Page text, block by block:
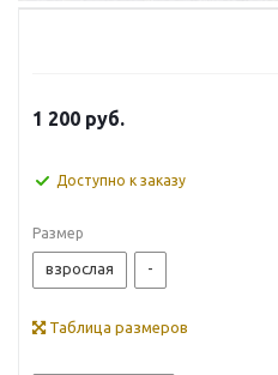
1 200 руб.
Доступно к заказу
Размер
взрослая -
Таблица размеров